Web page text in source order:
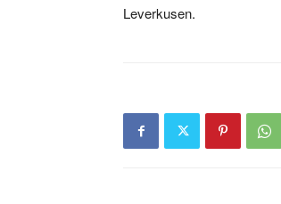
Leverkusen.